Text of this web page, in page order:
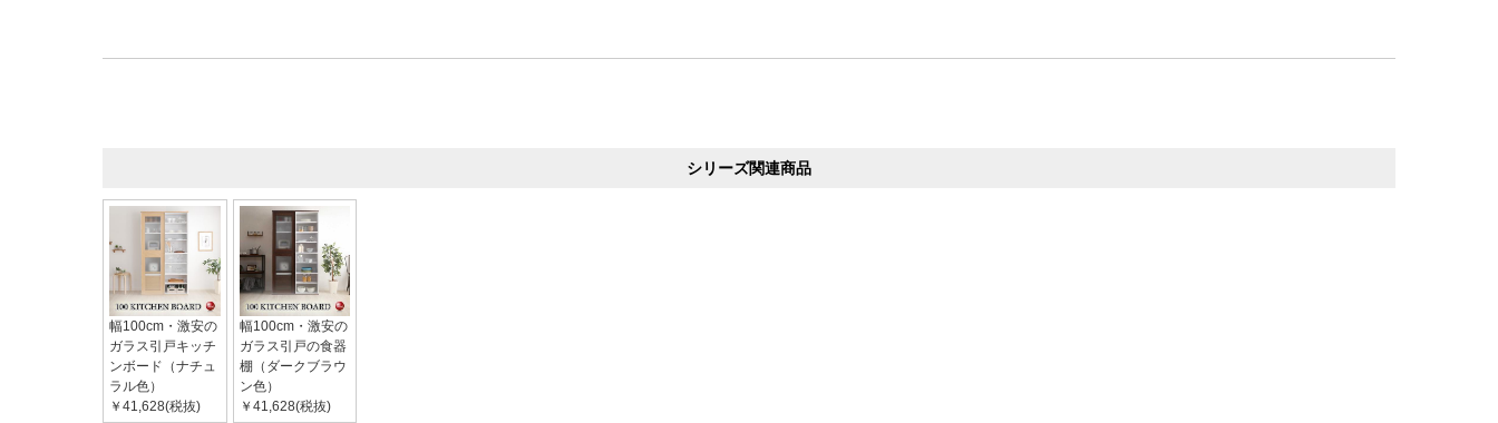
シリーズ関連商品
幅100cm・激安の
ガラス引戸キッチ
ンボード（ナチュ
ラル色）
￥41,628(税抜)
幅100cm・激安の
ガラス引戸の食器
棚（ダークブラウ
ン色）
￥41,628(税抜)